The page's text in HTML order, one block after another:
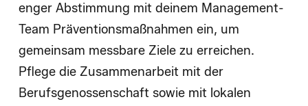
enger Abstimmung mit deinem Management-
Team Präventionsmaßnahmen ein, um
gemeinsam messbare Ziele zu erreichen.
Pflege die Zusammenarbeit mit der
Berufsgenossenschaft sowie mit lokalen